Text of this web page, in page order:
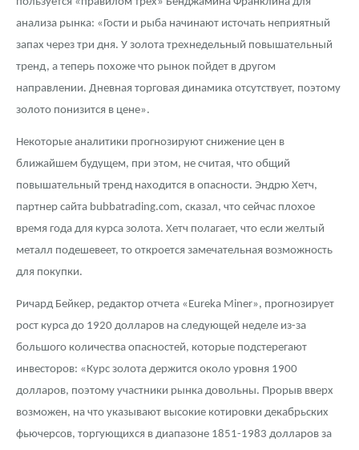
анализа рынка: «Гости и рыба начинают источать неприятный
запах через три дня. У золота трехнедельный повышательный
тренд, а теперь похоже что рынок пойдет в другом
направлении. Дневная торговая динамика отсутствует, поэтому
золото понизится в цене».
Некоторые аналитики прогнозируют снижение цен в
ближайшем будущем, при этом, не считая, что общий
повышательный тренд находится в опасности. Эндрю Хетч,
партнер сайта bubbatrading.com, сказал, что сейчас плохое
время года для курса золота. Хетч полагает, что если желтый
металл подешевеет, то откроется замечательная возможность
для покупки.
Ричард Бейкер, редактор отчета «Eureka Miner», прогнозирует
рост курса до 1920 долларов на следующей неделе из-за
большого количества опасностей, которые подстерегают
инвесторов: «Курс золота держится около уровня 1900
долларов, поэтому участники рынка довольны. Прорыв вверх
возможен, на что указывают высокие котировки декабрьских
фьючерсов, торгующихся в диапазоне 1851-1983 долларов за